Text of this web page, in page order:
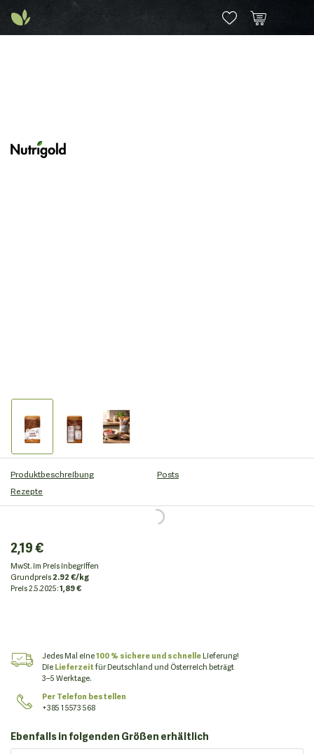
Produktbeschreibung
Posts
Rezepte
2,19 €
MwSt. im Preis inbegriffen
Grundpreis2.92 €/kg
Preis2.5.2025:1,89 €
Jedes Mal eine100 % sichere und schnelleLieferung!
DieLieferzeitfür Deutschland und Österreich beträgt
3–5 Werktage.
Per Telefon bestellen
+385 1 5573 568
Ebenfalls in folgenden Größen erhältlich